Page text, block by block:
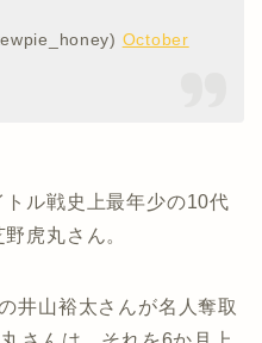
October
ル戦史上最年少の10代
虎丸さん。
井山裕太さんが名人奪取